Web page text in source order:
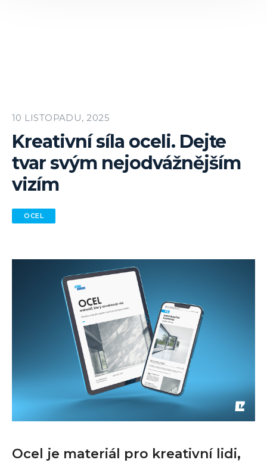
10 LISTOPADU, 2025
Kreativní síla oceli. Dejte
tvar svým nejodvážnějším
vizím
OCEL
Ocel je materiál pro kreativní lidi,